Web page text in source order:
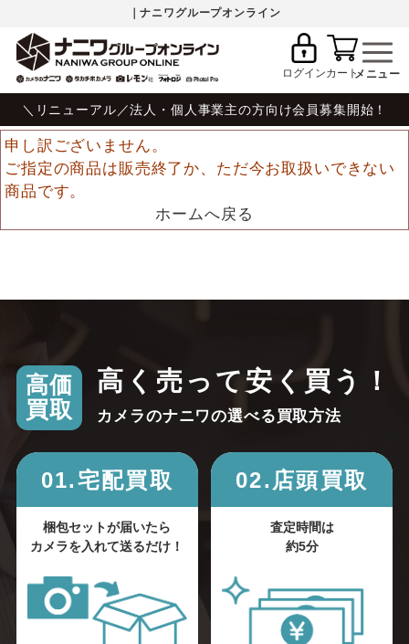
｜ナニワグループオンライン
ログインカート
＼リニューアル／法人・個人事業主の方向け会員募集開始！
申し訳ございません。
ご指定の商品は販売終了か、ただ今お取扱いできない
商品です。
ホームへ戻る
高価
買取
高く売って安く買う！
カメラのナニワの選べる買取方法
01.宅配買取
梱包セットが届いたら
カメラを入れて送るだけ！
02.店頭買取
査定時間は
約5分